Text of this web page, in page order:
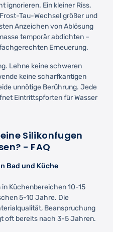
ignorieren. Ein kleiner Riss,
Tau-Wechsel größer und
Anzeichen von Ablösung
temporär abdichten –
Erneuerung.
Lehne keine schweren
keine scharfkantigen
unnötige Berührung. Jede
Eintrittspforten für Wasser
Silikonfugen
- FAQ
Bad und Küche
Küchenbereichen 10-15
5-10 Jahre. Die
Beanspruchung
oft bereits nach 3-5 Jahren.